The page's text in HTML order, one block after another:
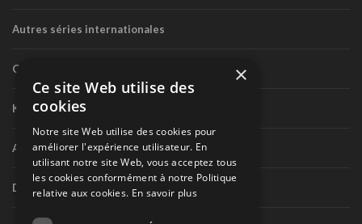
Autres séries internationales
Circuit routier canadien
Karting
Autres séries nationales
Divers
×
Ce site Web utilise des
cookies
Notre site Web utilise des cookies pour
améliorer l'expérience utilisateur. En
utilisant notre site Web, vous acceptez tous
les cookies conformément à notre Politique
relative aux cookies. En savoir plus